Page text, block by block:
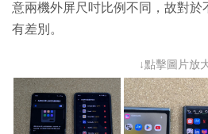
意兩機外屏尺吋比例不同，故對於
有差別。
↓點擊圖片放